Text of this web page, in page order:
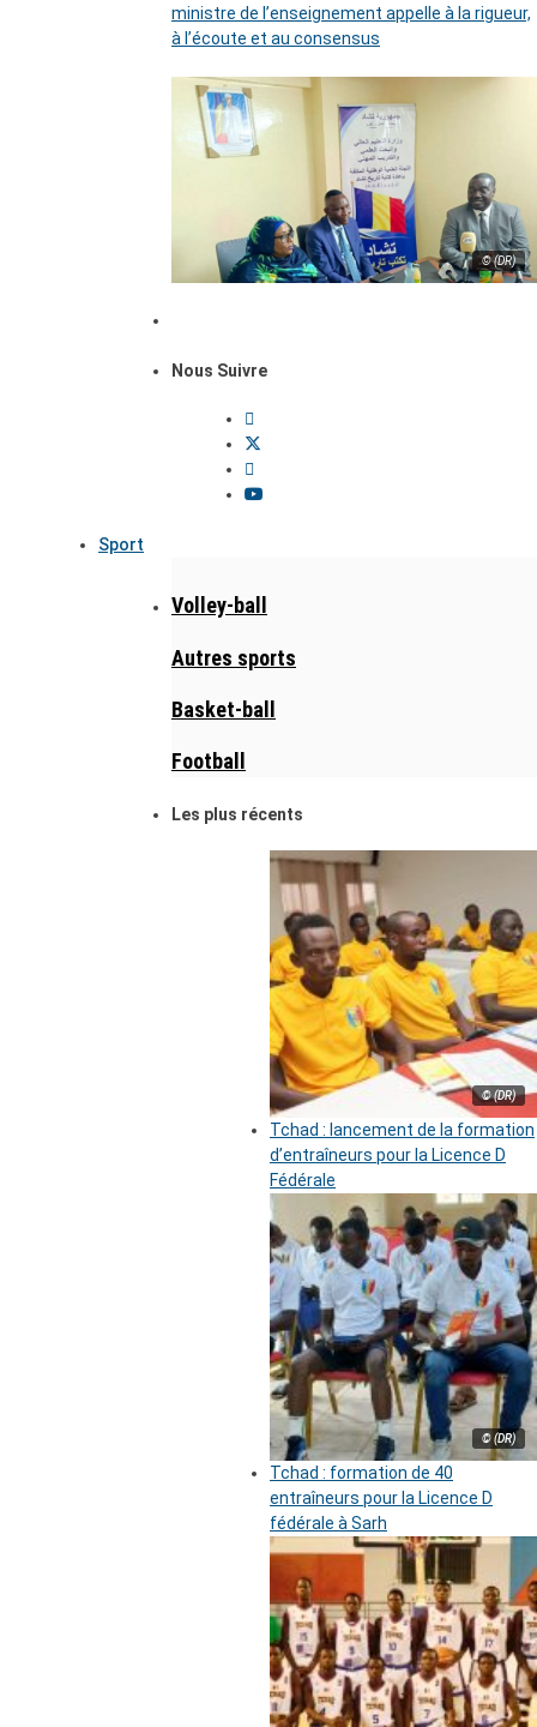
ministre de l’enseignement appelle à la rigueur,
à l’écoute et au consensus
© (DR)
Nous Suivre
Sport
Volley-ball
Autres sports
Basket-ball
Football
Les plus récents
© (DR)
Tchad : lancement de la formation
d’entraîneurs pour la Licence D
Fédérale
© (DR)
Tchad : formation de 40
entraîneurs pour la Licence D
fédérale à Sarh